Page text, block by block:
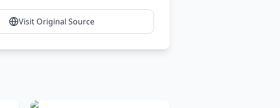
Visit Original Source